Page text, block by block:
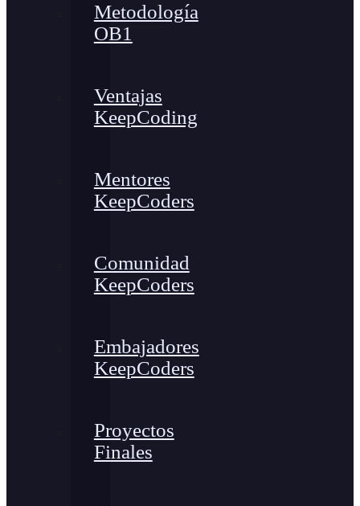
Metodología
OB1
Ventajas
KeepCoding
Mentores
KeepCoders
Comunidad
KeepCoders
Embajadores
KeepCoders
Proyectos
Finales